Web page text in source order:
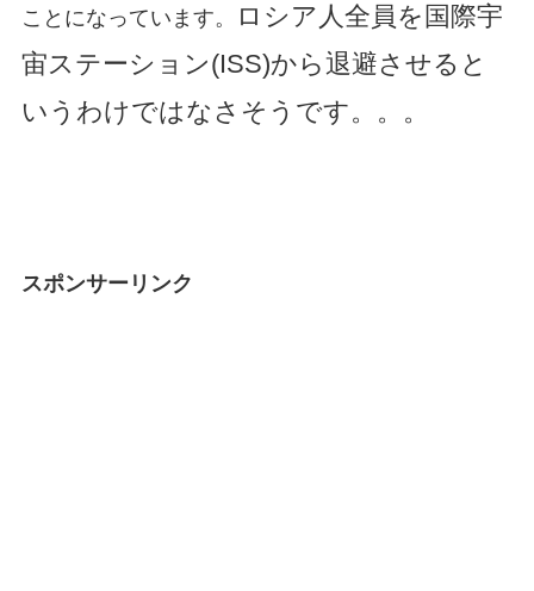
ことになっています。
ロシア人全員を国際宇
宙ステーション(ISS)から退避させると
いうわけではなさそうです。。。
スポンサーリンク